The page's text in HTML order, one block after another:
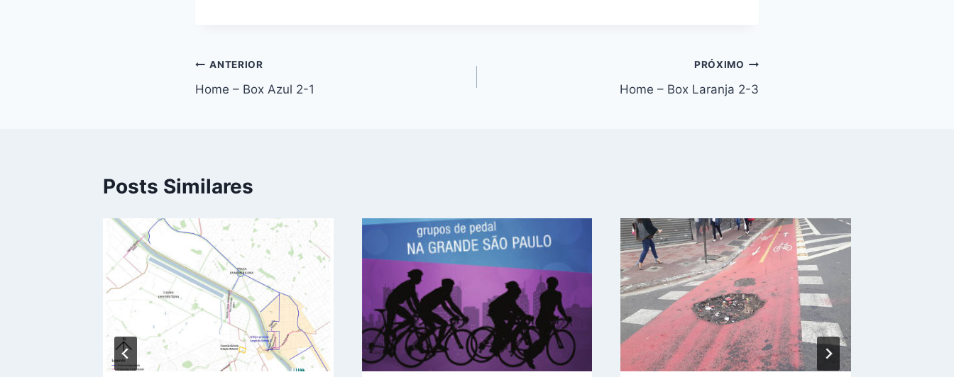
Navegação
de
ANTERIOR
Home – Box Azul 2-1
PRÓXIMO
Home – Box Laranja 2-3
Posts Similares